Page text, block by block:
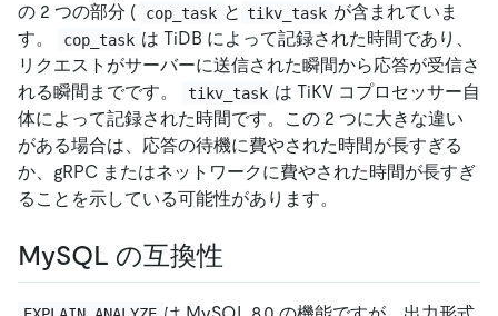
の 2 つの部分 (
cop_task と tikv_task が含まれていま
す。
cop_task は TiDB によって記録された時間であり、
リクエストがサーバーに送信された瞬間から応答が受信さ
れる瞬間までです。
tikv_task は TiKV コプロセッサー自
体によって記録された時間です。この 2 つに大きな違い
がある場合は、応答の待機に費やされた時間が長すぎる
か、gRPC またはネットワークに費やされた時間が長すぎ
ることを示している可能性があります。
MySQL の互換性